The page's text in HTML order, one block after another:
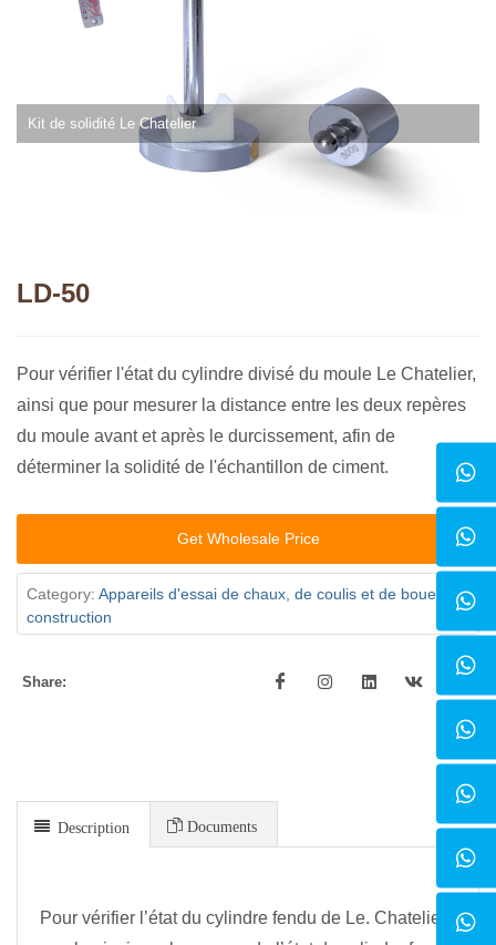
Kit de solidité Le Chatelier
LD-50
Pour vérifier l'état du cylindre divisé du moule Le Chatelier,
ainsi que pour mesurer la distance entre les deux repères
du moule avant et après le durcissement, afin de
déterminer la solidité de l'échantillon de ciment.
Get Wholesale Price
Category: Appareils d'essai de chaux, de coulis et de boue de
construction
Share:
Description Documents
Pour vérifier l’état du cylindre fendu de Le. Chatelier